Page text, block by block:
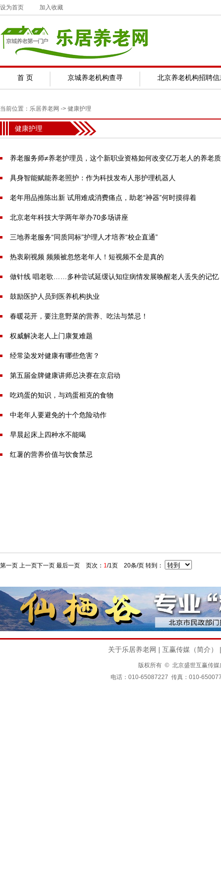
设为首页 加入收藏
首 页 京城养老机构查寻 北京养老机构招聘信
当前位置： 乐居养老网 -> 健康护理
健康护理
养老服务师≠养老护理员，这个新职业资格如何改变亿万老人的养老
具身智能赋能养老照护：作为科技发布人形护理机器人
老年用品推陈出新 试用难成消费痛点，助老“神器”何时摸得着
北京老年科技大学两年举办70多场讲座
三地养老服务“同质同标”护理人才培养“校企直通”
热衷刷视频 频频被忽悠老年人！短视频不全是真的
做针线 唱老歌……多种尝试延缓认知症病情发展唤醒老人丢失的记忆
鼓励医护人员到医养机构执业
春暖花开，要注意野菜的营养、吃法与禁忌！
权威解决老人上门康复难题
经常染发对健康有哪些危害？
第五届金牌健康讲师总决赛在京启动
吃鸡蛋的知识，与鸡蛋相克的食物
中老年人要避免的十个危险动作
早晨起床上四种水不能喝
红薯的营养价值与饮食禁忌
第一页 上一页下一页 最后一页 页次： 1/1页 20条/页 转到：
关于乐居养老网 | 互赢传媒（简介）
版权所有 © 北京盛世互赢传
电话：010-65087227 传真：010-